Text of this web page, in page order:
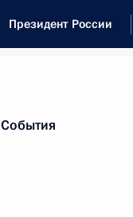
Президент России
События